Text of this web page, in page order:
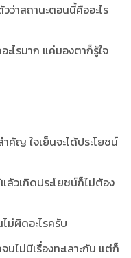
ว่าสถานะตอนนี้คืออะไร
ไรมาก แค่มองตาก็รู้ใจ
ญ ใจเย็นจะได้ประโยชน์
ล้วเกิดประโยชน์ก็ไม่ต้อง
ม่ผิดอะไรครับ
ไม่มีเรื่องทะเลาะกัน แต่ก็